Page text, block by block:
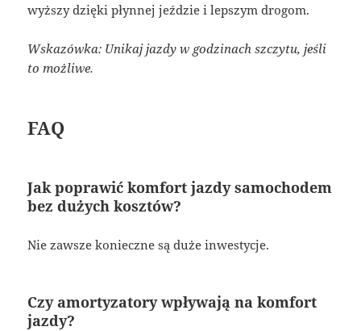
wyższy dzięki płynnej jeździe i lepszym drogom.
Wskazówka: Unikaj jazdy w godzinach szczytu, jeśli
to możliwe.
FAQ
Jak poprawić komfort jazdy samochodem
bez dużych kosztów?
Nie zawsze konieczne są duże inwestycje.
Czy amortyzatory wpływają na komfort
jazdy?